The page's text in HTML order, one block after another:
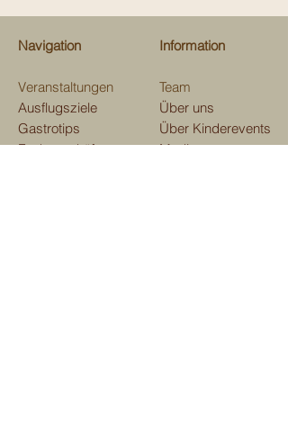
Navigation
Veranstaltungen
Ausflugsziele
Gastrotips
Fachgeschäfte
Information
Team
Über uns
Über Kinderevents
Medien